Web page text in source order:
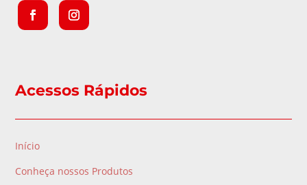
Acessos Rápidos
Início
Conheça nossos Produtos